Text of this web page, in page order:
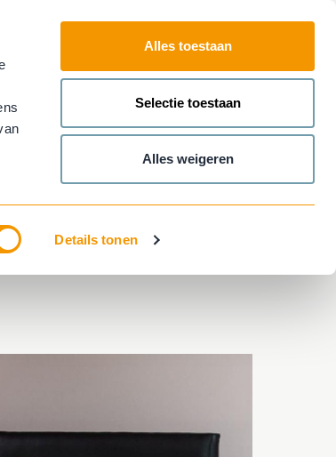
Details tonen
Alles toestaan
Selectie toestaan
Alles weigeren
menu
Plan nu je
afspraak!
Contact